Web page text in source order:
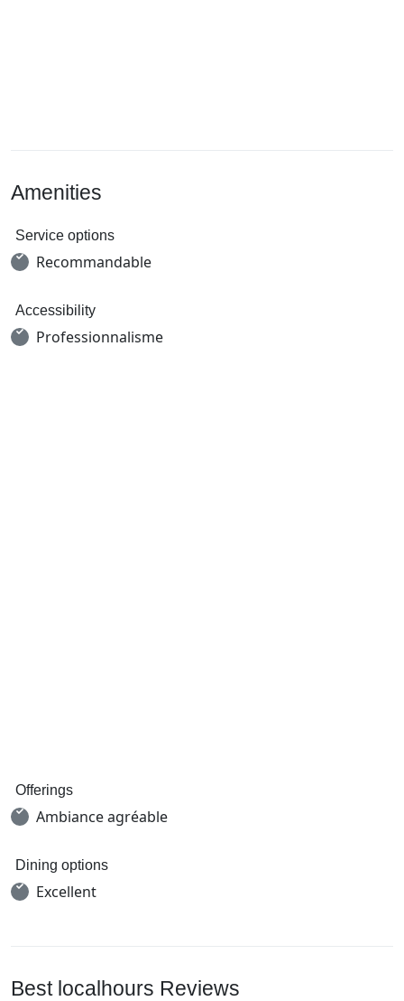
Amenities
Service options
Recommandable
Accessibility
Professionnalisme
Offerings
Ambiance agréable
Dining options
Excellent
Best localhours Reviews